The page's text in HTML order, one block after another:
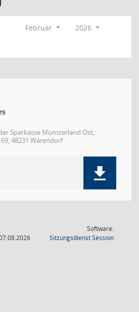
Februar
2026
Sparkasse Münsterland Ost,
48231 Warendorf
Software:
SitzungsdienstSession(Wird in